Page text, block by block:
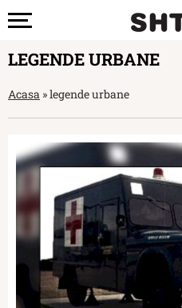
LEGENDE URBANE
Acasa »legende urbane